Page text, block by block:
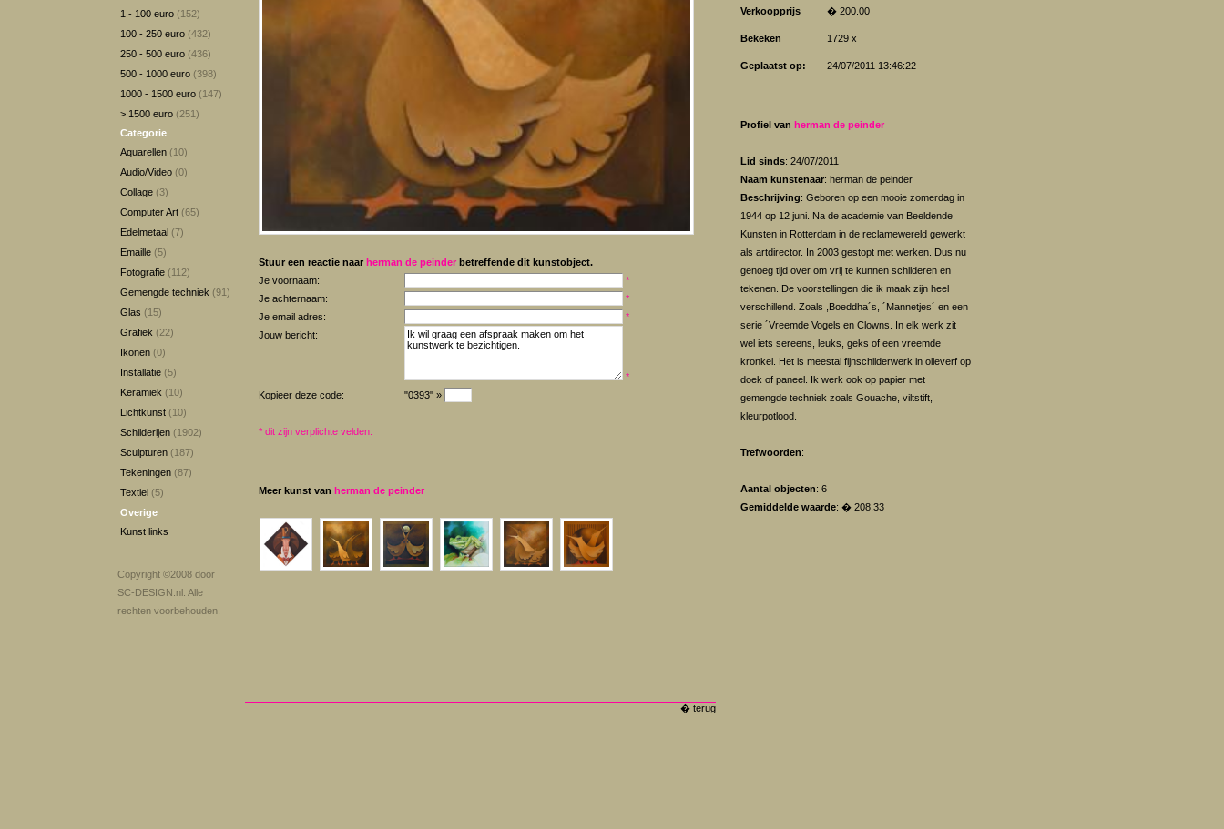
1 - 100 euro (152)
100 - 250 euro (432)
250 - 500 euro (436)
500 - 1000 euro (398)
1000 - 1500 euro (147)
> 1500 euro (251)
Categorie
Aquarellen (10)
Audio/Video (0)
Collage (3)
Computer Art (65)
Edelmetaal (7)
Emaille (5)
Fotografie (112)
Gemengde techniek (91)
Glas (15)
Grafiek (22)
Ikonen (0)
Installatie (5)
Keramiek (10)
Lichtkunst (10)
Schilderijen (1902)
Sculpturen (187)
Tekeningen (87)
Textiel (5)
Overige
Kunst links
Copyright ©2008 door
SC-DESIGN.nl . Alle
rechten voorbehouden.
Stuur een reactie naar herman de peinder betreffende dit kunstobject.
Je voornaam:
*
Je achternaam:
*
Je email adres:
*
Jouw bericht:
*
Kopieer deze code:
"0393" »
* dit zijn verplichte velden.
Meer kunst van herman de peinder
� terug
Verkoopprijs � 200.00
Bekeken 1729 x
Geplaatst op: 24/07/2011 13:46:22
Profiel van herman de peinder
Lid sinds: 24/07/2011
Naam kunstenaar: herman de peinder
Beschrijving: Geboren op een mooie zomerdag in
1944 op 12 juni. Na de academie van Beeldende
Kunsten in Rotterdam in de reclamewereld gewerkt
als artdirector. In 2003 gestopt met werken. Dus nu
genoeg tijd over om vrij te kunnen schilderen en
tekenen. De voorstellingen die ik maak zijn heel
verschillend. Zoals ,Boeddha´s, ´Mannetjes´ en een
serie ´Vreemde Vogels en Clowns. In elk werk zit
wel iets sereens, leuks, geks of een vreemde
kronkel. Het is meestal fijnschilderwerk in olieverf op
doek of paneel. Ik werk ook op papier met
gemengde techniek zoals Gouache, viltstift,
kleurpotlood.
Trefwoorden:
Aantal objecten: 6
Gemiddelde waarde: � 208.33